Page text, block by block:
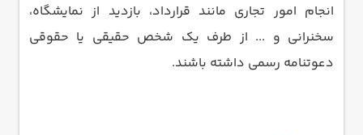
انجام امور تجاری مانند قرارداد، بازدید از نمایشگاه،
سخنرانی و ... از طرف یک شخص حقیقی یا حقوقی
دعوتنامه رسمی داشته باشند.